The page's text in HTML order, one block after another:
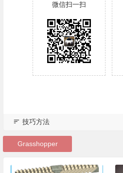
微信扫一扫
技巧方法
Grasshopper